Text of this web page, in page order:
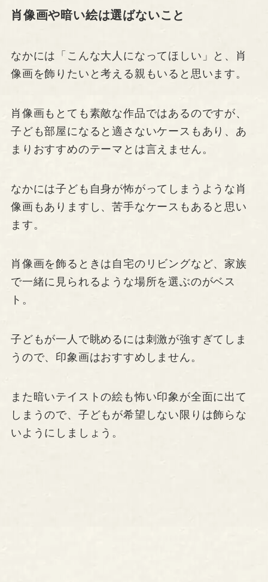
肖像画や暗い絵は選ばないこと
なかには「こんな大人になってほしい」と、肖
像画を飾りたいと考える親もいると思います。
肖像画もとても素敵な作品ではあるのですが、
子ども部屋になると適さないケースもあり、あ
まりおすすめのテーマとは言えません。
なかには子ども自身が怖がってしまうような肖
像画もありますし、苦手なケースもあると思い
ます。
肖像画を飾るときは自宅のリビングなど、家族
で一緒に見られるような場所を選ぶのがベス
ト。
子どもが一人で眺めるには刺激が強すぎてしま
うので、印象画はおすすめしません。
また暗いテイストの絵も怖い印象が全面に出て
しまうので、子どもが希望しない限りは飾らな
いようにしましょう。